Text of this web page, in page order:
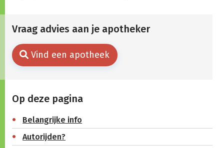
Vraag advies aan je apotheker
Vind een apotheek
Op deze pagina
Belangrijke info
Autorijden?